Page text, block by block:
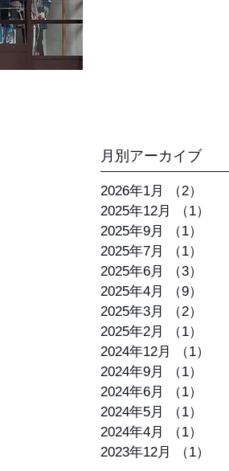
月別アーカイブ
2026年1月 （2）
2025年12月
（1）
2025年9月
（1）
2025年7月
（1）
2025年6月
（3）
2025年4月
（9）
2025年3月
（2）
2025年2月
（1）
2024年12月
（1）
2024年9月
（1）
2024年6月
（1）
2024年5月
（1）
2024年4月
（1）
2023年12月
（1）